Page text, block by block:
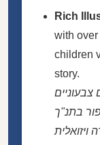
Rich
with
children
story.
מ-500 איורים צבעוניים
בתנ"ך